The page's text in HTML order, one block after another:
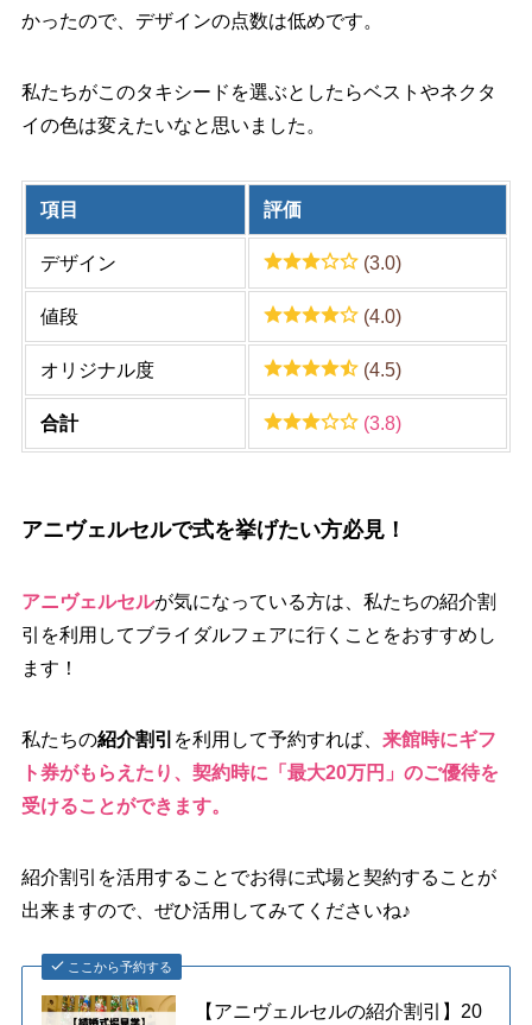
かったので、デザインの点数は低めです。
私たちがこのタキシードを選ぶとしたらベストやネクタ
イの色は変えたいなと思いました。
項目 評価
デザイン (3.0)
値段 (4.0)
オリジナル度 (4.5)
合計 (3.8)
アニヴェルセルで式を挙げたい方必見！
アニヴェルセルが気になっている方は、私たちの紹介割
引を利用してブライダルフェアに行くことをおすすめし
ます！
私たちの紹介割引 を利用して予約すれば、 来館時にギフ
ト券がもらえたり、契約時に「最大20万円」のご優待を
受けることができます。
紹介割引を活用することでお得に式場と契約することが
出来ますので、ぜひ活用してみてくださいね♪
ここから予約する
【アニヴェルセルの紹介割引】20